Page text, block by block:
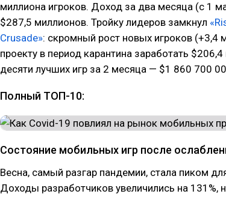
миллиона игроков. Доход за два месяца (с 1
$287,5 миллионов. Тройку лидеров замкнул
Crusade»: скромный рост новых игроков (+3,4
проекту в период карантина заработать
десяти лучших игр за 2 месяца — $1 860 700
Полный ТОП-10:
Состояние мобильных игр после
Весна, самый разгар пандемии, стала пиком
Доходы разработчиков увеличились на 131%,